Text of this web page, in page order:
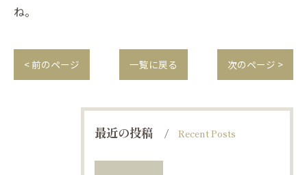
ね。
< 前のページ 一覧に戻る 次のページ >
最近の投稿 Recent Posts